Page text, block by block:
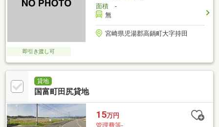
面積-
無
宮崎県児湯郡高鍋町大字持田
即引き渡し可
貸地
国富町田尻貸地
15万円
管理費等-